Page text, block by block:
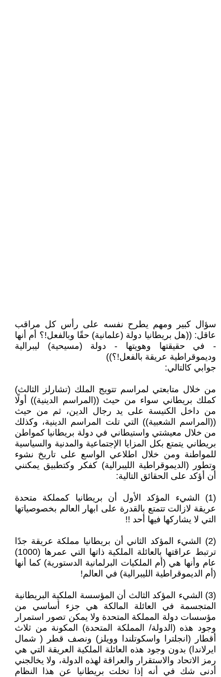
سؤال كبير ومهم يطرح نفسه على رأس كل مراقب
عاقل: ((هل بريطانيا دولة (علمانية) حقًا وبالفعل!؟ أم أنها
- في حقيقتها وهويتها - دولة (مسيحية) ليبرالية
وديموقراطية عريقة بالفعل!؟))
جوابي كالتالي:
من خلال متابعتي لمراسم تتويج الملك (تشارلز الثالث)
كملك بريطاني سواء من حيث ((المراسم الدينية)) أولًا
من داخل الكنيسة على يد رجال الدين، ثم من حيث
((المراسم الشعبية)) التي تلت المراسم الدينية، وكذلك
من خلال معيشتي واستيطاني في دولة بريطانيا كمواطن
بريطاني يتمتع بكل المزايا الإجتماعية والمدنية والسياسية
للمواطنة ومن خلال اطلاعي الواسع على تاريخ نشوء
وتطور (الديموقراطية الليبرالية) كفكر وكتطبيق يمكنني
أن أؤكد على الحقائق التالية:
(1) الشيء المؤكد الأول أن بريطانيا كمملكة متحدة
عريقة لازالت تتمتع بالقدرة على ابهار العالم بخصوصياتها
التي لا يشاركها فيها أحد !!
(2) الشيء المؤكد الثاني أن بريطانيا مملكة عريقة جدًا
ترتبط عراقتها بالعائلة الملكية ذاتها التي عمرها (1000)
عام وأنها هي (أم الملكيات البرلمانية الدستورية) كما أنها
(أم الديموقراطية الليبرالية) في العالم!
(3) الشيء المؤكد الثالث أن المؤسسة الملكية البريطانية
المتجسمة في العائلة المالكة هي جزء أساسي من
مؤسسات دولة المملكة المتحدة ولا يمكن تصور استمرار
وجود هذه (الدولة/ المملكة المتحدة) المكونة من ثلاث
أقطار (انجلترا واسكوتلندا وويلز) ونصف قطر ( شمال
ايرلاندا) بدون وجود هذه العائلة الملكية العريقة التي هي
رمز الاتحاد والاستقرار والعراقة لهذه الدولة، ولا يخالجني
أدنى شك في أنه إذا تخلت بريطانيا عن هذا النظام